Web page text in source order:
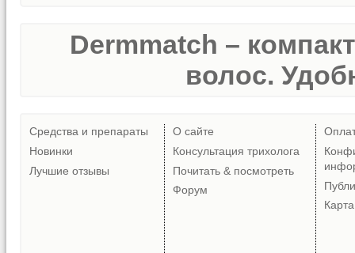
Dermmatch –
волос.
Средства и препараты
Новинки
Лучшие отзывы
О сайте
Консультация трихолога
Почитать & посмотреть
Форум